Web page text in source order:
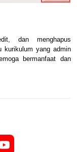
dan menghapus
kurikulum yang admin
bermanfaat dan